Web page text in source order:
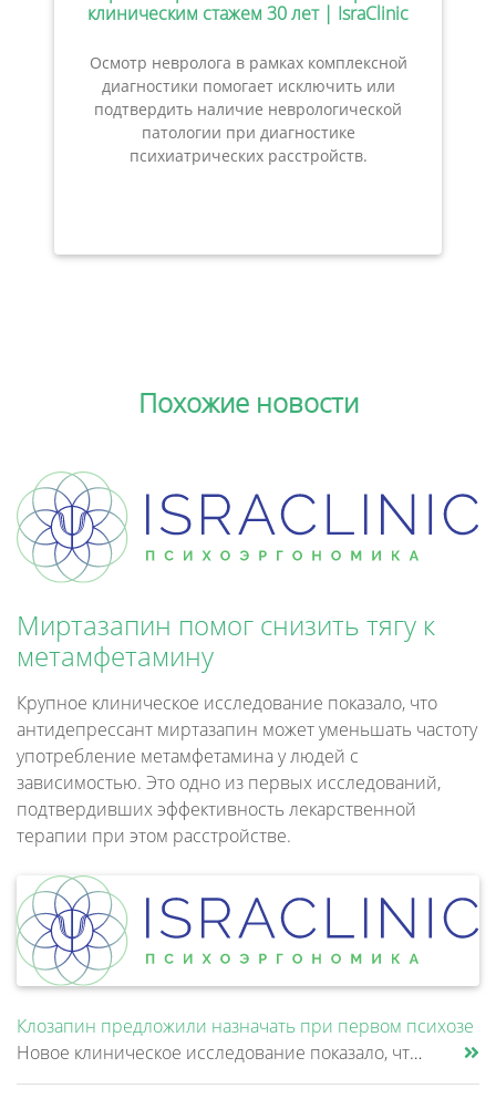
клиническим стажем 30 лет | IsraClinic
Осмотр невролога в рамках комплексной
диагностики помогает исключить или
подтвердить наличие неврологической
патологии при диагностике
психиатрических расстройств.
Похожие новости
Миртазапин помог снизить тягу к
метамфетамину
Крупное клиническое исследование показало, что
антидепрессант миртазапин может уменьшать частоту
употребление метамфетамина у людей с
зависимостью. Это одно из первых исследований,
подтвердивших эффективность лекарственной
терапии при этом расстройстве.
Клозапин предложили назначать при первом психозе
Новое клиническое исследование показало, что клозапин может быть эффективнее других антипсихотиков уже после первой неуд......